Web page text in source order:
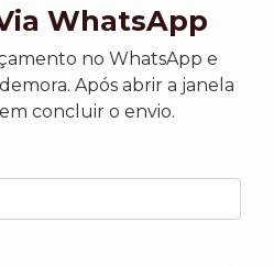
WhatsApp
no WhatsApp e
Após abrir a janela
concluir o envio.